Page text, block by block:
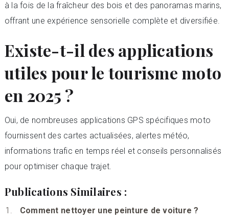
à la fois de la fraîcheur des bois et des panoramas marins,
offrant une expérience sensorielle complète et diversifiée.
Existe-t-il des applications
utiles pour le tourisme moto
en 2025 ?
Oui, de nombreuses applications GPS spécifiques moto
fournissent des cartes actualisées, alertes météo,
informations trafic en temps réel et conseils personnalisés
pour optimiser chaque trajet.
Publications Similaires :
Comment nettoyer une peinture de voiture ?